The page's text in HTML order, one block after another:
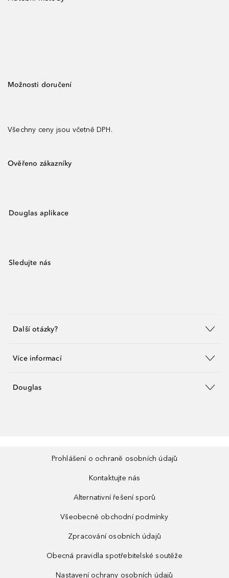
Možnosti doručení
Všechny ceny jsou včetně DPH.
Ověřeno zákazníky
Douglas aplikace
Sledujte nás
Další otázky?
Více informací
Douglas
Prohlášení o ochraně osobních údajů
Kontaktujte nás
Alternativní řešení sporů
Všeobecné obchodní podmínky
Zpracování osobních údajů
Obecná pravidla spotřebitelské soutěže
Nastavení ochrany osobních údajů